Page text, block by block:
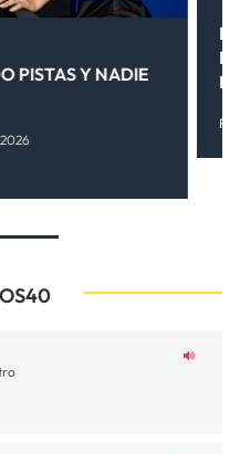
PISTAS Y NADIE